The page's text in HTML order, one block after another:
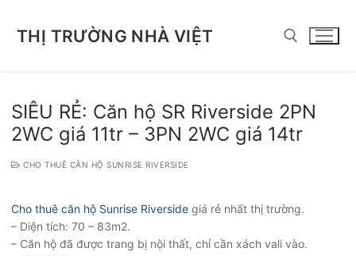
THỊ TRƯỜNG NHÀ VIỆT
SIÊU RẺ: Căn hộ SR Riverside 2PN
2WC giá 11tr – 3PN 2WC giá 14tr
CHO THUÊ CĂN HỘ SUNRISE RIVERSIDE
Cho thuê căn hộ Sunrise Riverside giá rẻ nhất thị trường.
– Diện tích: 70 – 83m2.
– Căn hộ đã được trang bị nội thất, chỉ cần xách vali vào.